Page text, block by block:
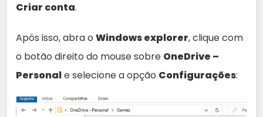
Criar conta.
Após isso, abra o Windows explorer, clique com
o botão direito do mouse sobre OneDrive –
Personale selecione a opção Configurações: